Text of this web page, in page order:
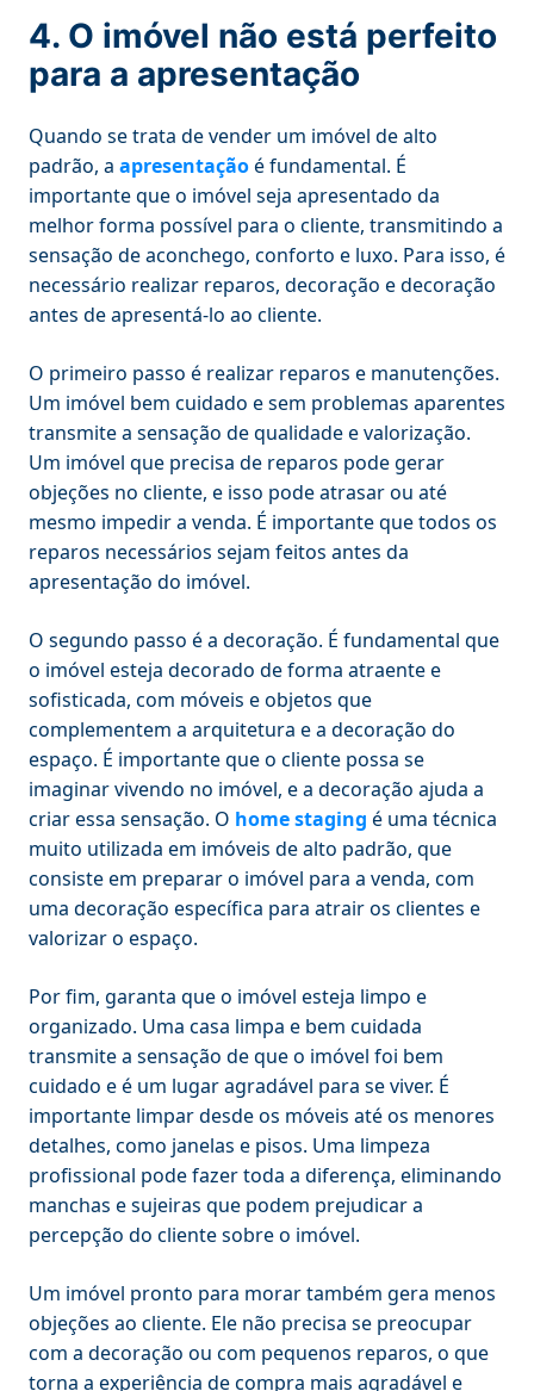
4. O imóvel não está perfeito
para a apresentação
Quando se trata de vender um imóvel de alto
padrão, a apresentaçãoé fundamental. É
importante que o imóvel seja apresentado da
melhor forma possível para o cliente, transmitindo a
sensação de aconchego, conforto e luxo. Para isso, é
necessário realizar reparos, decoração e decoração
antes de apresentá-lo ao cliente.
O primeiro passo é realizar reparos e manutenções.
Um imóvel bem cuidado e sem problemas aparentes
transmite a sensação de qualidade e valorização.
Um imóvel que precisa de reparos pode gerar
objeções no cliente, e isso pode atrasar ou até
mesmo impedir a venda. É importante que todos os
reparos necessários sejam feitos antes da
apresentação do imóvel.
O segundo passo é a decoração. É fundamental que
o imóvel esteja decorado de forma atraente e
sofisticada, com móveis e objetos que
complementem a arquitetura e a decoração do
espaço. É importante que o cliente possa se
imaginar vivendo no imóvel, e a decoração ajuda a
criar essa sensação. O home staging é uma técnica
muito utilizada em imóveis de alto padrão, que
consiste em preparar o imóvel para a venda, com
uma decoração específica para atrair os clientes e
valorizar o espaço.
Por fim, garanta que o imóvel esteja limpo e
organizado. Uma casa limpa e bem cuidada
transmite a sensação de que o imóvel foi bem
cuidado e é um lugar agradável para se viver. É
importante limpar desde os móveis até os menores
detalhes, como janelas e pisos. Uma limpeza
profissional pode fazer toda a diferença, eliminando
manchas e sujeiras que podem prejudicar a
percepção do cliente sobre o imóvel.
Um imóvel pronto para morar também gera menos
objeções ao cliente. Ele não precisa se preocupar
com a decoração ou com pequenos reparos, o que
torna a experiência de compra mais agradável e